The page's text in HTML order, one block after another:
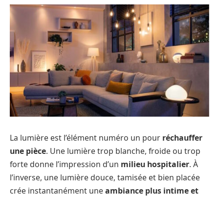
La lumière est l’élément numéro un pour réchauffer
une pièce. Une lumière trop blanche, froide ou trop
forte donne l’impression d’un milieu hospitalier. À
l’inverse, une lumière douce, tamisée et bien placée
crée instantanément uneambiance plus intime et